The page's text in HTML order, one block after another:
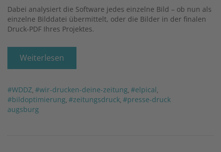
Dabei analysiert die Software jedes einzelne Bild – ob nun als
einzelne Bilddatei übermittelt, oder die Bilder in der finalen
Druck-PDF Ihres Projektes.
Weiterlesen
#WDDZ, #wir-drucken-deine-zeitung, #elpical,
#bildoptimierung, #zeitungsdruck, #presse-druck
augsburg